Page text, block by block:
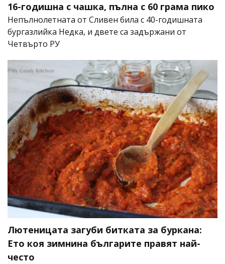
16-годишна с чашка, пълна с 60 грама пико
Непълнолетната от Сливен била с 40-годишната
бургазлийка Недка, и двете са задържани от
Четвърто РУ
Лютеницата загуби битката за буркана:
Ето коя зимнина българите правят най-
често